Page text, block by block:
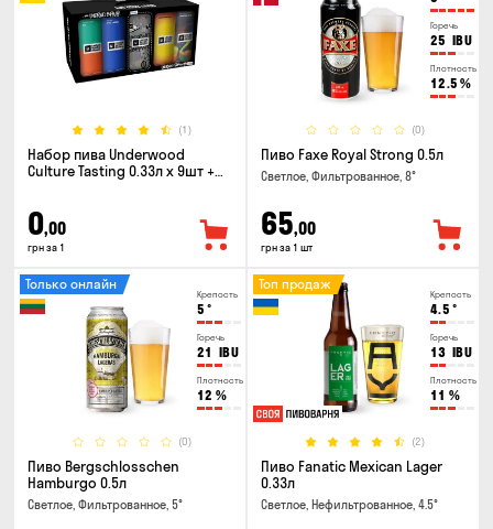
(1)
Набор пива Underwood
Culture Tasting 0.33л x 9шт +
0,00
грн за 1
Горечь
25 IBU
Плотность
12.5 %
(0)
Пиво Faxe Royal Strong 0.5л
Светлое, Фильтрованное, 8°
65,00
грн за 1 шт
Крепость
5 °
Горечь
21 IBU
Плотность
12 %
(0)
Только онлайн
Пиво Bergschlosschen
Hamburgo 0.5л
Светлое, Фильтрованное, 5°
Крепость
4.5 °
Горечь
13 IBU
Плотность
11 %
(2)
Топ продаж
Пиво Fanatic Mexican Lager
0.33л
Светлое, Нефильтрованное, 4.5°